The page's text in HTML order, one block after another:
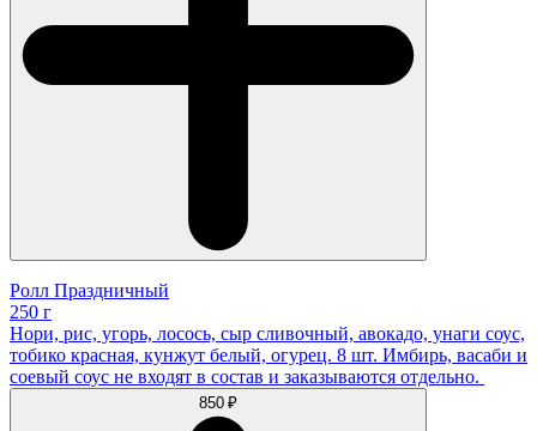
Ролл Праздничный
250 г
Нори, рис, угорь, лосось, сыр сливочный, авокадо, унаги соус,
тобико красная, кунжут белый, огурец. 8 шт. Имбирь, васаби и
соевый соус не входят в состав и заказываются отдельно.
850 ₽